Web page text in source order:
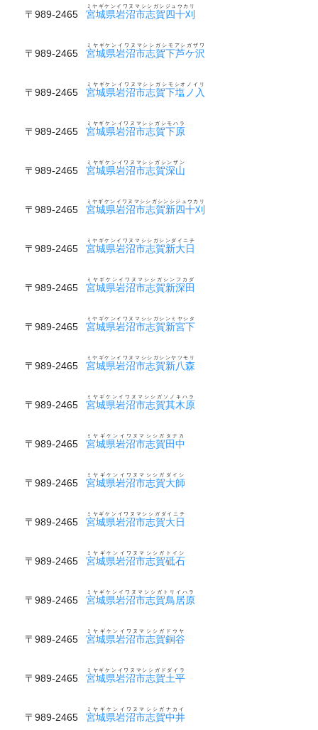
〒989-2465 宮城県岩沼市志賀四十刈
ミヤギケンイワヌマシシガシジュウカリ
〒989-2465 宮城県岩沼市志賀下芦ケ沢
ミヤギケンイワヌマシシガシモアシガザワ
〒989-2465 宮城県岩沼市志賀下塩ノ入
ミヤギケンイワヌマシシガシモシオノイリ
〒989-2465 宮城県岩沼市志賀下原
ミヤギケンイワヌマシシガシモハラ
〒989-2465 宮城県岩沼市志賀深山
ミヤギケンイワヌマシシガシンザン
〒989-2465 宮城県岩沼市志賀新四十刈
ミヤギケンイワヌマシシガシンシジュウカリ
〒989-2465 宮城県岩沼市志賀新大日
ミヤギケンイワヌマシシガシンダイニチ
〒989-2465 宮城県岩沼市志賀新深田
ミヤギケンイワヌマシシガシンフカダ
〒989-2465 宮城県岩沼市志賀新宮下
ミヤギケンイワヌマシシガシンミヤシタ
〒989-2465 宮城県岩沼市志賀新八森
ミヤギケンイワヌマシシガシンヤツモリ
〒989-2465 宮城県岩沼市志賀其木原
ミヤギケンイワヌマシシガソノキハラ
〒989-2465 宮城県岩沼市志賀田中
ミヤギケンイワヌマシシガタナカ
〒989-2465 宮城県岩沼市志賀大師
ミヤギケンイワヌマシシガダイシ
〒989-2465 宮城県岩沼市志賀大日
ミヤギケンイワヌマシシガダイニチ
〒989-2465 宮城県岩沼市志賀砥石
ミヤギケンイワヌマシシガトイシ
〒989-2465 宮城県岩沼市志賀鳥居原
ミヤギケンイワヌマシシガトリイハラ
〒989-2465 宮城県岩沼市志賀銅谷
ミヤギケンイワヌマシシガドウヤ
〒989-2465 宮城県岩沼市志賀土平
ミヤギケンイワヌマシシガドダイラ
〒989-2465 宮城県岩沼市志賀中井
ミヤギケンイワヌマシシガナカイ